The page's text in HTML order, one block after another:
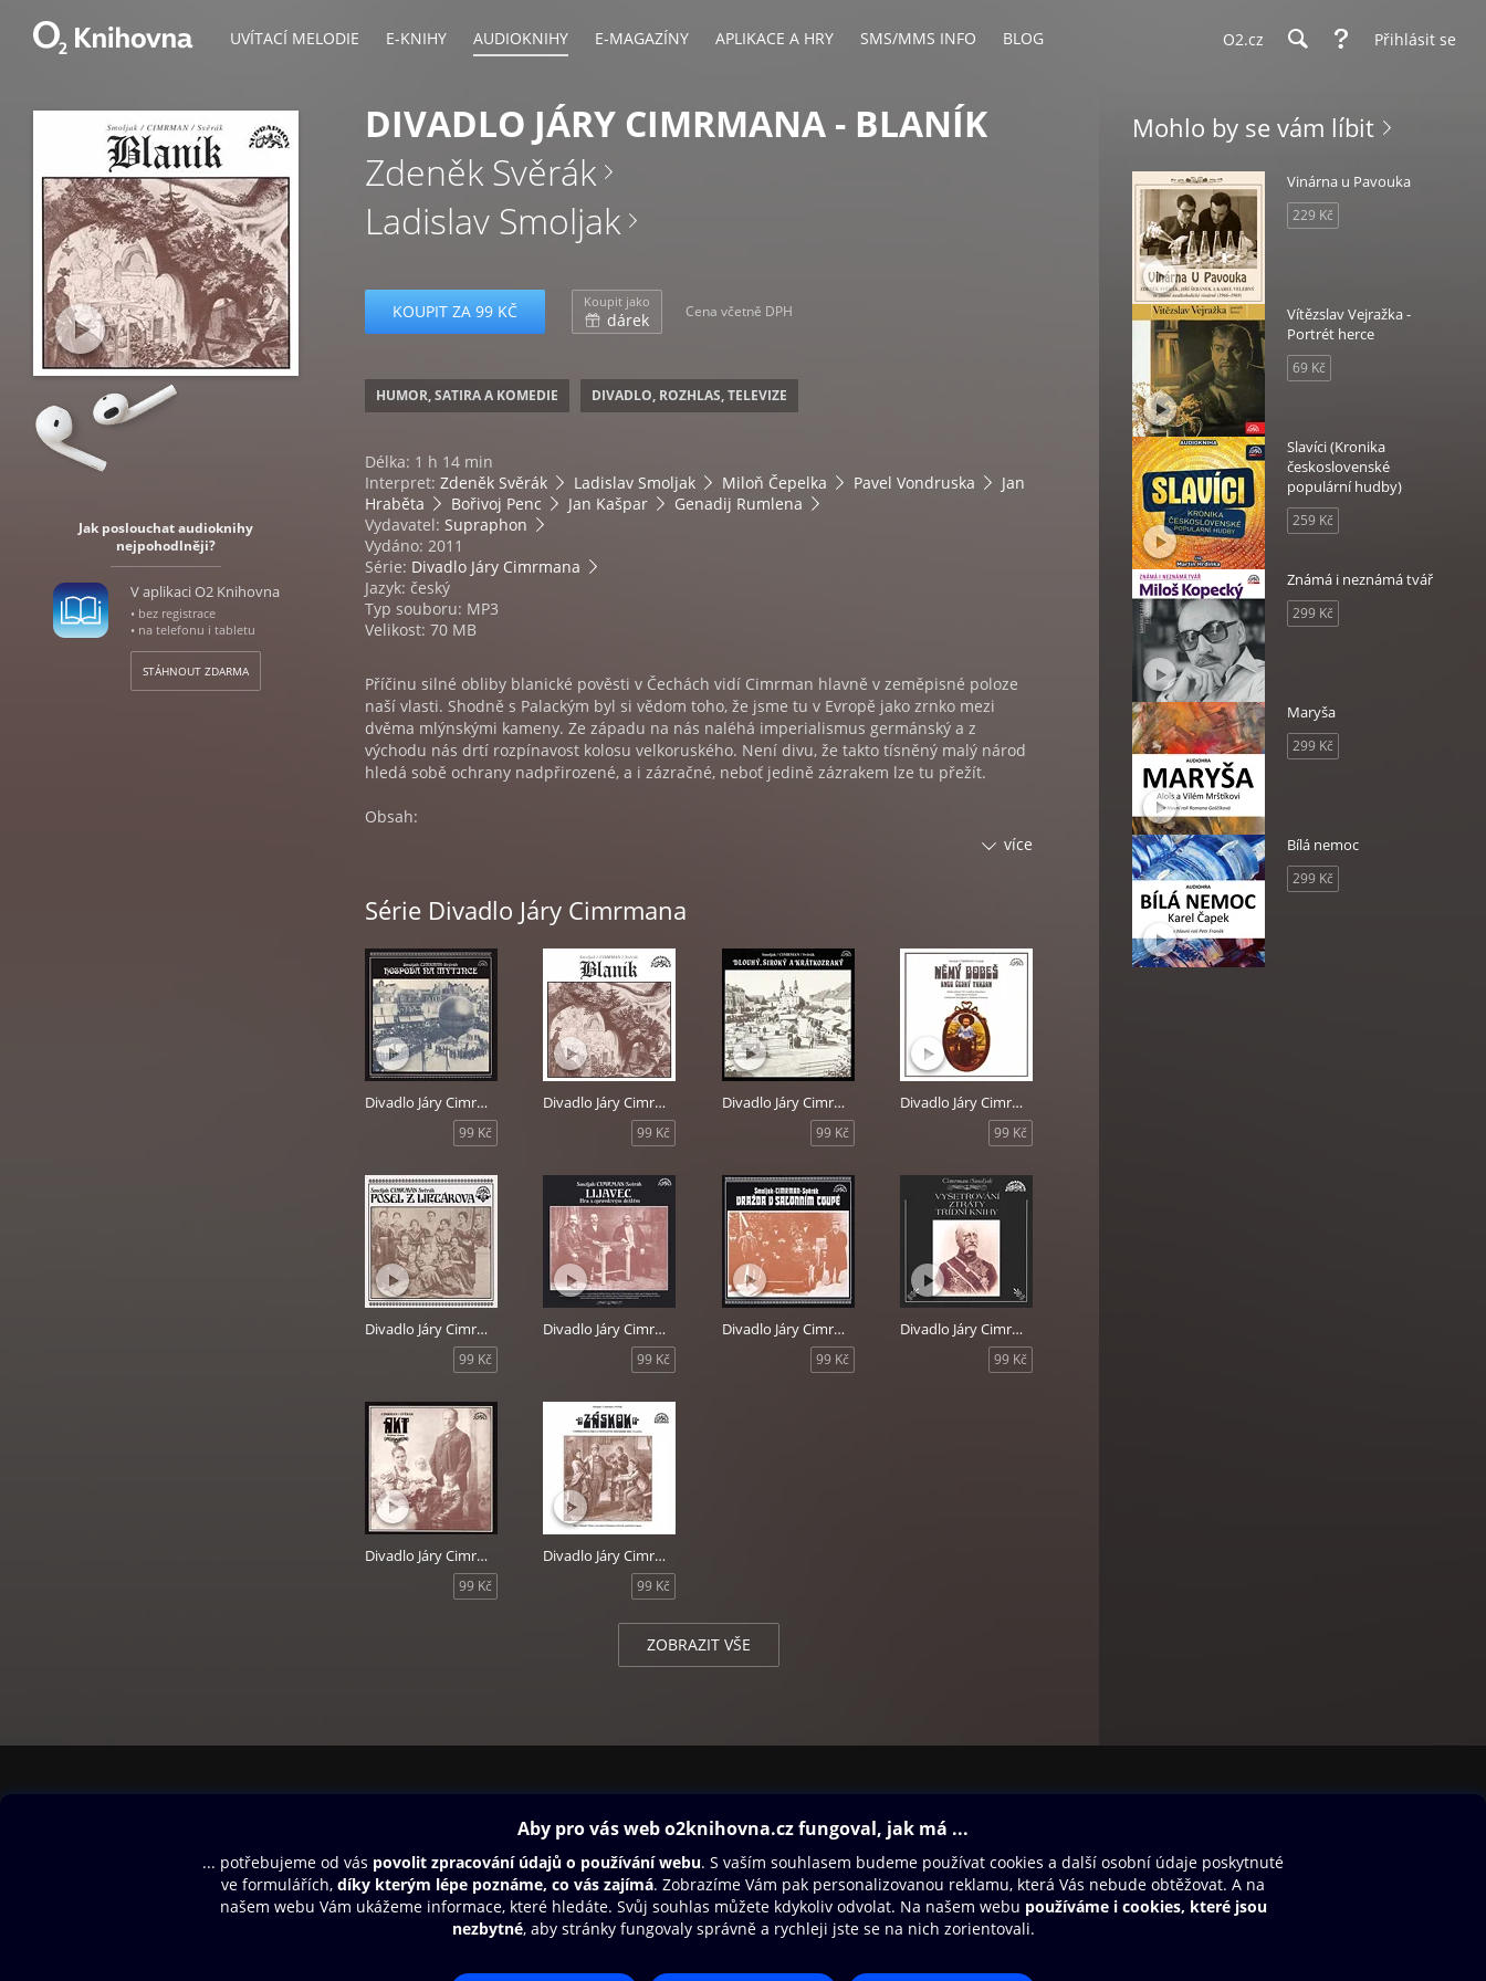
UVÍTACÍ MELODIE E-KNIHY AUDIOKNIHY E-MAGAZÍNY APLIKACE A HRY SMS/MMS INFO BLOG O2.cz Přihlásit se
Jak poslouchat audioknihy
nejpohodlněji?
V aplikaci O2 Knihovna
• bez registrace
• na telefonu i tabletu
STÁHNOUT ZDARMA
DIVADLO JÁRY CIMRMANA - BLANÍK
Zdeněk Svěrák
Ladislav Smoljak
KOUPIT ZA 99 KČ Koupit jako
dárek Cena včetně DPH
HUMOR, SATIRA A KOMEDIE DIVADLO, ROZHLAS, TELEVIZE
Délka: 1 h 14 min
Interpret: Zdeněk Svěrák Ladislav Smoljak Miloň Čepelka Pavel Vondruska
Jan
Hraběta
Bořivoj Penc Jan Kašpar
Genadij Rumlena
Vydavatel: Supraphon
Vydáno: 2011
Série: Divadlo Járy Cimrmana
Jazyk: český
Typ souboru: MP3
Velikost: 70 MB
Příčinu silné obliby blanické pověsti v Čechách vidí Cimrman hlavně v zeměpisné poloze
naší vlasti. Shodně s Palackým byl si vědom toho, že jsme tu v Evropě jako zrnko mezi
dvěma mlýnskými kameny. Ze západu na nás naléhá imperialismus germánský a z
východu nás drtí rozpínavost kolosu velkoruského. Není divu, že takto tísněný malý národ
hledá sobě ochrany nadpřirozené, a i zázračné, neboť jedině zázrakem lze tu přežít.
Obsah:
Blaník - záznam divadelního představení dnes už legendárního Divadla Járy Cimrmana,
jehož hlavními postavami jsou Zdeněk Svěrák a Ladislav Smoljak.
více
Série Divadlo Járy Cimrmana
Divadlo Járy Cimrmana - Hospoda Na mýtince
99 Kč
Divadlo Járy Cimrmana - Blaník
99 Kč
Divadlo Járy Cimrmana - Dlouhý, Široký a Krátkozraký
99 Kč
Divadlo Járy Cimrmana - Němý Bobeš
99 Kč
Divadlo Járy Cimrmana - Posel z Liptákova
99 Kč
Divadlo Járy Cimrmana - Lijavec
99 Kč
Divadlo Járy Cimrmana - Vražda v salonním coupé
99 Kč
Divadlo Járy Cimrmana - Vyšetřování ztráty třídní knihy
99 Kč
Divadlo Járy Cimrmana - Akt
99 Kč
Divadlo Járy Cimrmana - Záskok
99 Kč
ZOBRAZIT VŠE
Mohlo by se vám líbit
Vinárna u Pavouka
229 Kč
Vítězslav Vejražka -
Portrét herce
69 Kč
Slavíci (Kronika
československé
populární hudby)
259 Kč
Známá i neznámá tvář
299 Kč
Maryša
299 Kč
Bílá nemoc
299 Kč
Aplikace a hry
SMS/MMS Info
Blog
Dárkový poukaz
Nápověda
Napište nám
Oneplay Originály
Sport